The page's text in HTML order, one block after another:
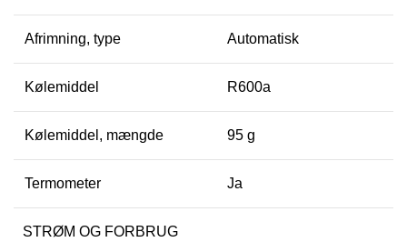
Afrimning, type Automatisk
Kølemiddel R600a
Kølemiddel, mængde 95 g
Termometer Ja
STRØM OG FORBRUG